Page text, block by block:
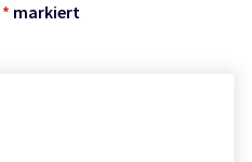
* markiert